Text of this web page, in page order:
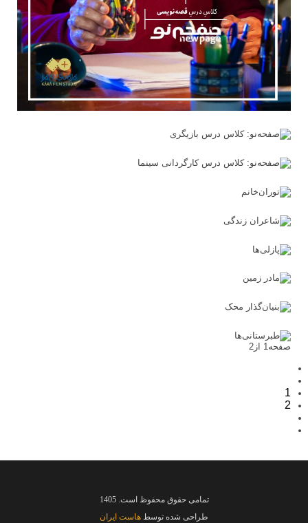
صفحه1 از2
1
2
تمامی حقوق محفوظ است. 1405
طراحی شده توسط هاست ایران